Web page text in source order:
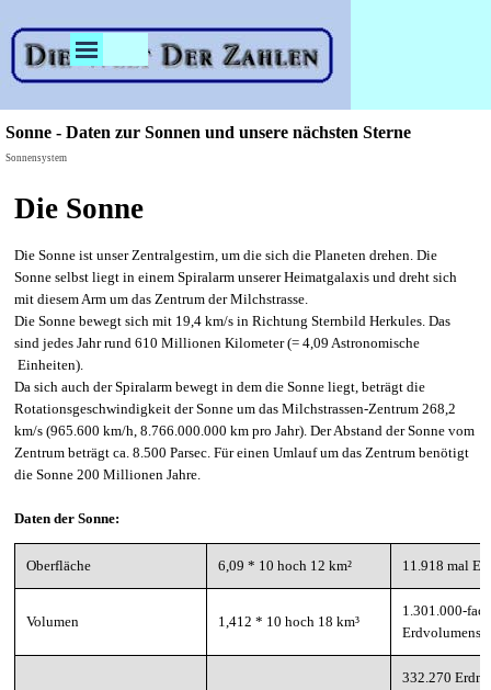
Menü überspringen
Sonne - Daten zur Sonnen und unsere nächsten Sterne
Sonnensystem
Die Sonne
Die Sonne ist unser Zentralgestirn, um die sich die Planeten drehen. Die
Sonne selbst liegt in einem Spiralarm unserer Heimatgalaxis und dreht sich
mit diesem Arm um das Zentrum der Milchstrasse.
Die Sonne bewegt sich mit 19,4 km/s in Richtung Sternbild Herkules. Das
sind jedes Jahr rund 610 Millionen Kilometer (= 4,09 Astronomische
Einheiten).
Da sich auch der Spiralarm bewegt in dem die Sonne liegt, beträgt die
Rotationsgeschwindigkeit der Sonne um das Milchstrassen-Zentrum 268,2
km/s (965.600 km/h, 8.766.000.000 km pro Jahr). Der Abstand der Sonne vom
Zentrum beträgt ca. 8.500 Parsec. Für einen Umlauf um das Zentrum benötigt
die Sonne 200 Millionen Jahre.
Daten der Sonne:
Oberfläche 6,09 * 10 hoch 12 km² 11.918 mal
Volumen 1,412 * 10 hoch 18 km³
1.301.000-
Erdvolumens
332.270